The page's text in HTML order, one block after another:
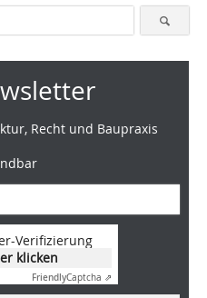
Recht und Baupraxis
Verifizierung
klicken
FriendlyCaptcha ⇗